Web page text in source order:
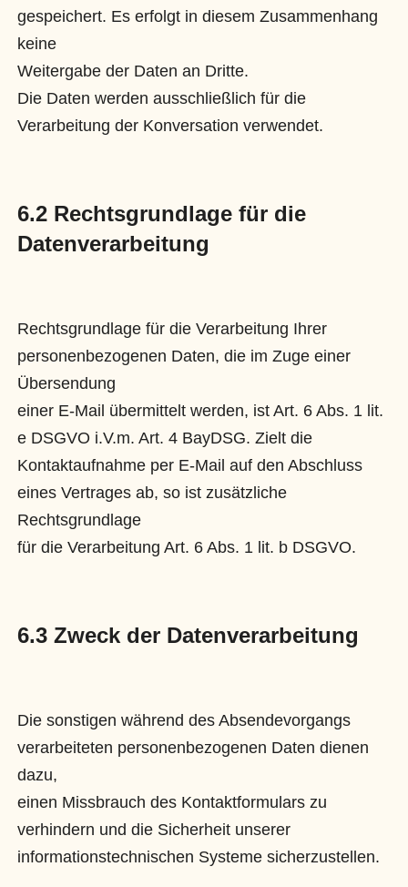
gespeichert. Es erfolgt in diesem Zusammenhang
keine
Weitergabe der Daten an Dritte.
Die Daten werden ausschließlich für die
Verarbeitung der Konversation verwendet.
6.2 Rechtsgrundlage für die
Datenverarbeitung
Rechtsgrundlage für die Verarbeitung Ihrer
personenbezogenen Daten, die im Zuge einer
Übersendung
einer E-Mail übermittelt werden, ist Art. 6 Abs. 1 lit.
e DSGVO i.V.m. Art. 4 BayDSG. Zielt die
Kontaktaufnahme per E-Mail auf den Abschluss
eines Vertrages ab, so ist zusätzliche
Rechtsgrundlage
für die Verarbeitung Art. 6 Abs. 1 lit. b DSGVO.
6.3 Zweck der Datenverarbeitung
Die sonstigen während des Absendevorgangs
verarbeiteten personenbezogenen Daten dienen
dazu,
einen Missbrauch des Kontaktformulars zu
verhindern und die Sicherheit unserer
informationstechnischen Systeme sicherzustellen.